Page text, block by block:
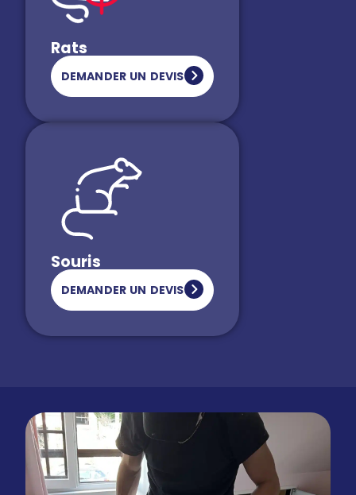
Rats
DEMANDER UN DEVIS
Souris
DEMANDER UN DEVIS